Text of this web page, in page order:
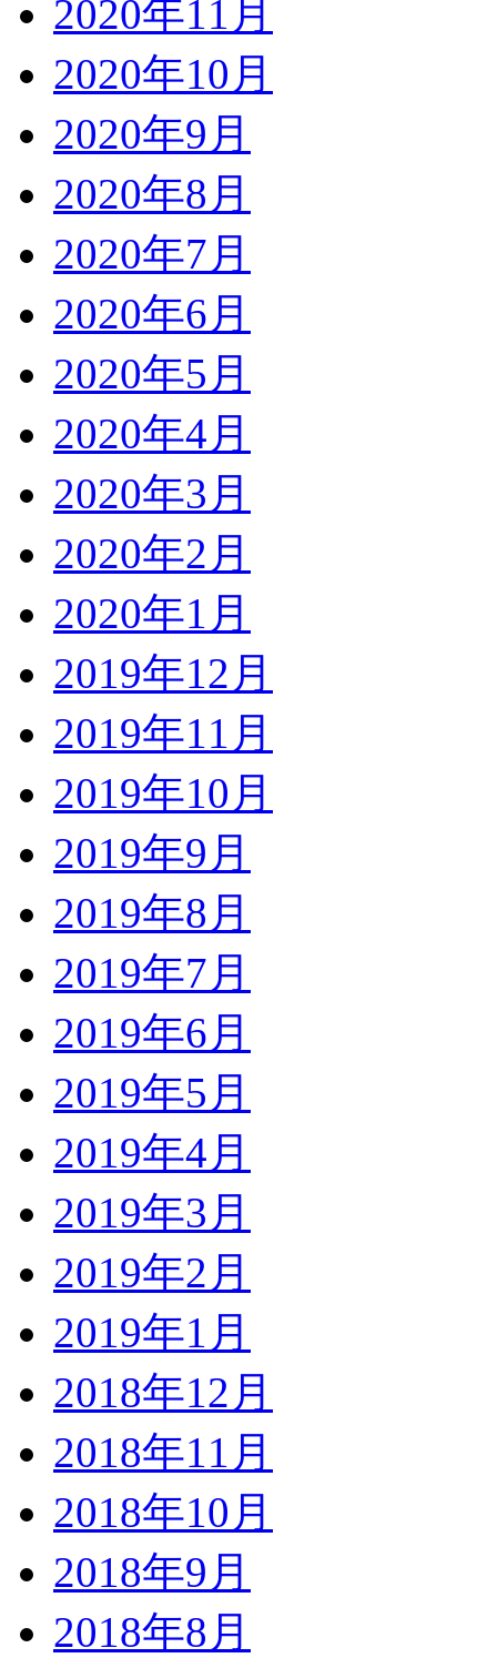
2020年11月
2020年10月
2020年9月
2020年8月
2020年7月
2020年6月
2020年5月
2020年4月
2020年3月
2020年2月
2020年1月
2019年12月
2019年11月
2019年10月
2019年9月
2019年8月
2019年7月
2019年6月
2019年5月
2019年4月
2019年3月
2019年2月
2019年1月
2018年12月
2018年11月
2018年10月
2018年9月
2018年8月